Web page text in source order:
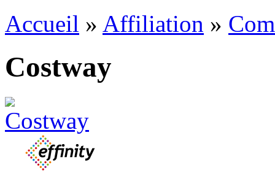
Accueil » Affiliation »
Costway